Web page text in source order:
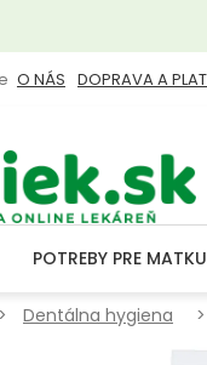
O NÁS DOPRAVA A
POTREBY PRE
Dentálna hygiena